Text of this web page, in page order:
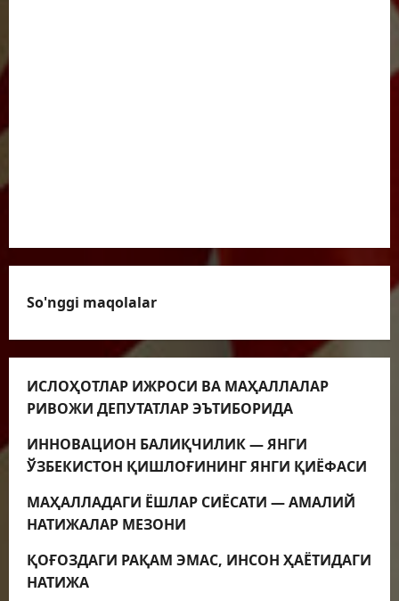
So'nggi maqolalar
ИСЛОҲОТЛАР ИЖРОСИ ВА МАҲАЛЛАЛАР
РИВОЖИ ДЕПУТАТЛАР ЭЪТИБОРИДА
ИННОВАЦИОН БАЛИҚЧИЛИК — ЯНГИ
ЎЗБЕКИСТОН ҚИШЛОҒИНИНГ ЯНГИ ҚИЁФАСИ
МАҲАЛЛАДАГИ ЁШЛАР СИЁСАТИ — АМАЛИЙ
НАТИЖАЛАР МЕЗОНИ
ҚОҒОЗДАГИ РАҚАМ ЭМАС, ИНСОН ҲАЁТИДАГИ
НАТИЖА